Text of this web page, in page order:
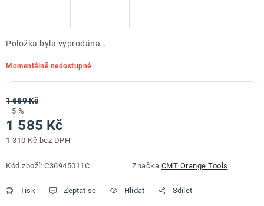
Položka byla vyprodána…
Momentálně nedostupné
1 669 Kč
–5 %
1 585 Kč
1 310 Kč bez DPH
Kód zboží: C36945011C Značka:CMT Orange Tools
Tisk Zeptat se Hlídat Sdílet